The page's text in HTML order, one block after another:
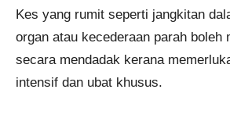
Kes yang rumit seperti jangkitan
organ atau kecederaan parah boleh
secara mendadak kerana
intensif dan ubat khusus.